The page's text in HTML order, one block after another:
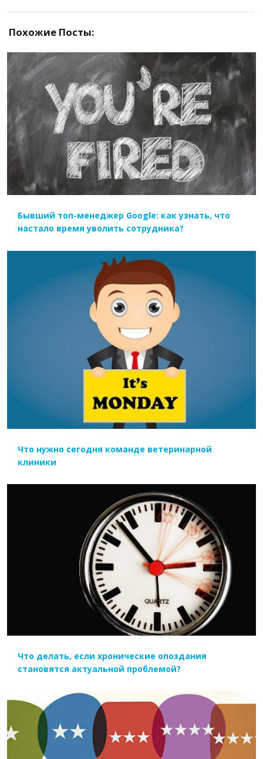
Похожие Посты:
ЧИТАТЬ ДАЛЕЕ
Бывший топ-менеджер Google: как узнать, что
настало время уволить сотрудника?
ЧИТАТЬ ДАЛЕЕ
Что нужно сегодня команде ветеринарной
клиники
ЧИТАТЬ ДАЛЕЕ
Что делать, если хронические опоздания
становятся актуальной проблемой?